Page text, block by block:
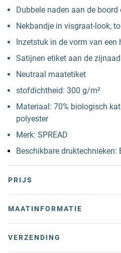
Dubbele naden aan de boord
Nekbandje in visgraat-look,
Inzetstuk in de vorm van een
Satijnen etiket aan de zijnaad
Neutraal maatetiket
stofdichtheid: 300 g/m²
Materiaal: 70% biologisch
polyester
Merk: SPREAD
Beschikbare druktechnieken:
PRIJS
MAATINFORMATIE
VERZENDING